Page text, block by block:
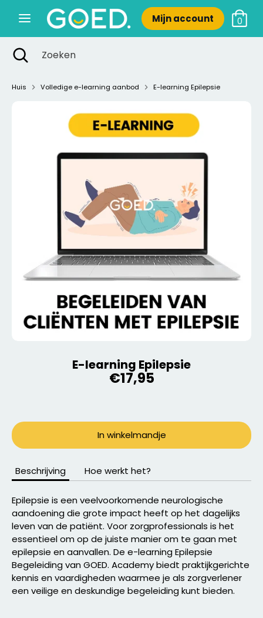
naar
Mijn account 0
ZoekenZoeken
Nieuw
ZoekenZoeken
Zoekopdracht
sluiten
Huis Volledige e-learning aanbod E-learning Epilepsie
E-learning Epilepsie
€17,95
In winkelmandje
Beschrijving Hoe werkt het?
Epilepsie is een veelvoorkomende neurologische
aandoening die grote impact heeft op het dagelijks
leven van de patiënt. Voor zorgprofessionals is het
essentieel om op de juiste manier om te gaan met
epilepsie en aanvallen. De e-learning Epilepsie
Begeleiding van GOED. Academy biedt praktijkgerichte
kennis en vaardigheden waarmee je als zorgverlener
een veilige en deskundige begeleiding kunt bieden.